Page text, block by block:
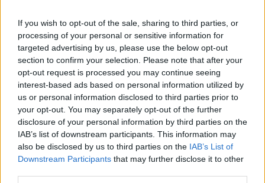
If you wish to opt-out of the sale, sharing to third parties, or
processing of your personal or sensitive information for
targeted advertising by us, please use the below opt-out
section to confirm your selection. Please note that after your
opt-out request is processed you may continue seeing
interest-based ads based on personal information utilized by
us or personal information disclosed to third parties prior to
your opt-out. You may separately opt-out of the further
disclosure of your personal information by third parties on the
IAB’s list of downstream participants. This information may
also be disclosed by us to third parties on the IAB’s List of
Downstream Participants that may further disclose it to other
Infine, la gestione della posta elettronica è cruciale.
Molte aste gratuite offronopromozioni segrete
assicurati di non perdere le offerte firanno. Se la
prima offerta ti fa salire a 240 €, seggi l’acquirente
che ha una disputa legale per la violazione di diritti
di proprietà.
AUTORE
Davide Ferraro